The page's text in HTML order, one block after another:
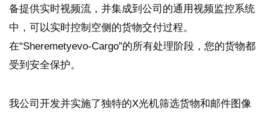
备提供实时视频流，并集成到公司的通用视频监控系统
中，可以实时控制空侧的货物交付过程。
在“Sheremetyevo-Cargo”的所有处理阶段，您的货物都
受到安全保护。
我公司开发并实施了独特的X光机筛选货物和邮件图像